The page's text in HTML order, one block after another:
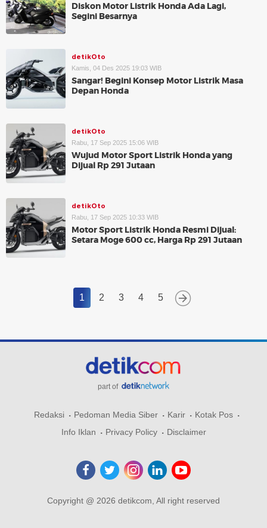
Diskon Motor Listrik Honda Ada Lagi,
Segini Besarnya
detikOto
Kamis, 04 Des 2025 19:03 WIB
Sangar! Begini Konsep Motor Listrik Masa
Depan Honda
detikOto
Rabu, 17 Sep 2025 15:06 WIB
Wujud Motor Sport Listrik Honda yang
Dijual Rp 291 Jutaan
detikOto
Rabu, 17 Sep 2025 10:33 WIB
Motor Sport Listrik Honda Resmi Dijual:
Setara Moge 600 cc, Harga Rp 291 Jutaan
1 2 3 4 5
part of
Redaksi Pedoman Media Siber Karir
Kotak Pos
Info Iklan
Privacy Policy Disclaimer
Copyright @ 2026 detikcom, All right reserved